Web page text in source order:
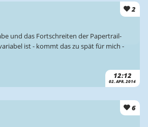
2
12:12
02. APR. 2014
und das Fortschreiten der Papertrail-
ist - kommt das zu spät für mich -
6